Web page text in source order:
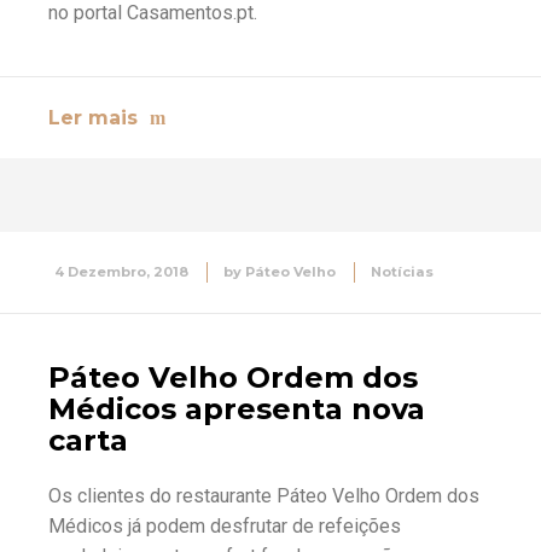
no portal Casamentos.pt.
Ler mais
4 Dezembro, 2018 by Páteo Velho Notícias
Páteo Velho Ordem dos
Médicos apresenta nova
carta
Os clientes do restaurante Páteo Velho Ordem dos
Médicos já podem desfrutar de refeições